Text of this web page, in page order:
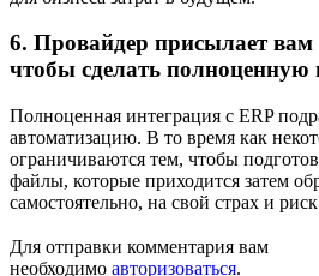
6. Провайдер присылает
чтобы сделать полноценную
Полноценная интеграция с ERP
автоматизацию. В то время как
ограничиваются тем, чтобы
файлы, которые приходится затем
самостоятельно, на свой страх и
Для отправки комментария вам
необходимо авторизоваться.